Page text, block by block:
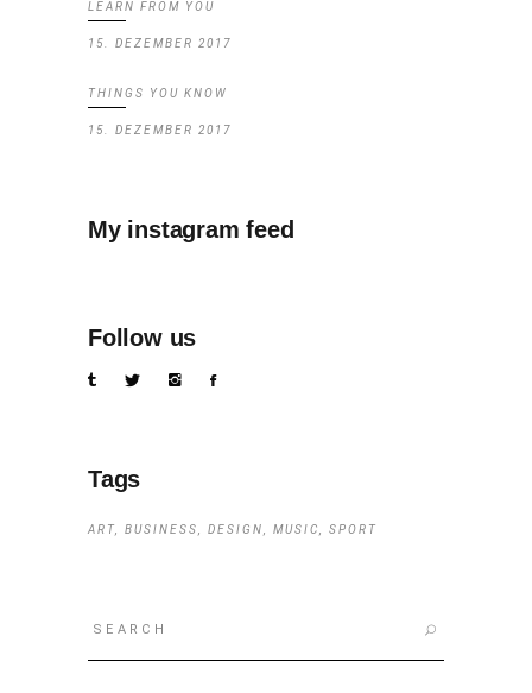
LEARN FROM YOU
15. DEZEMBER 2017
THINGS YOU KNOW
15. DEZEMBER 2017
My instagram feed
Follow us
Tags
ART BUSINESS DESIGN MUSIC SPORT